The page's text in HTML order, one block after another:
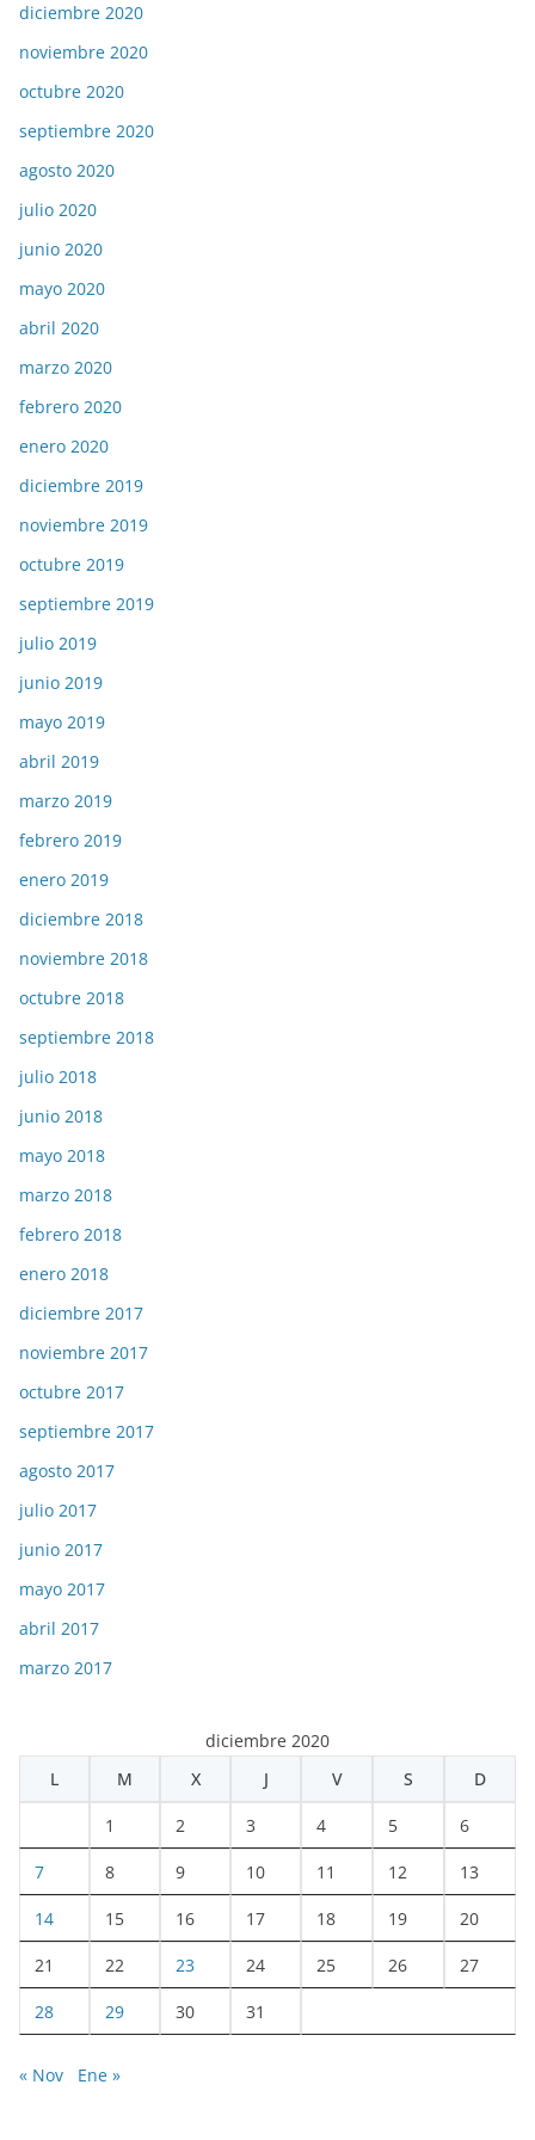
diciembre 2020
noviembre 2020
octubre 2020
septiembre 2020
agosto 2020
julio 2020
junio 2020
mayo 2020
abril 2020
marzo 2020
febrero 2020
enero 2020
diciembre 2019
noviembre 2019
octubre 2019
septiembre 2019
julio 2019
junio 2019
mayo 2019
abril 2019
marzo 2019
febrero 2019
enero 2019
diciembre 2018
noviembre 2018
octubre 2018
septiembre 2018
julio 2018
junio 2018
mayo 2018
marzo 2018
febrero 2018
enero 2018
diciembre 2017
noviembre 2017
octubre 2017
septiembre 2017
agosto 2017
julio 2017
junio 2017
mayo 2017
abril 2017
marzo 2017
diciembre 2020
L
M X J V S D
1 2 3 4 5 6
7 8 9 10 11 12 13
14 15 16 17 18 19 20
21 22 23 24 25 26 27
28 29 30 31
« Nov Ene »